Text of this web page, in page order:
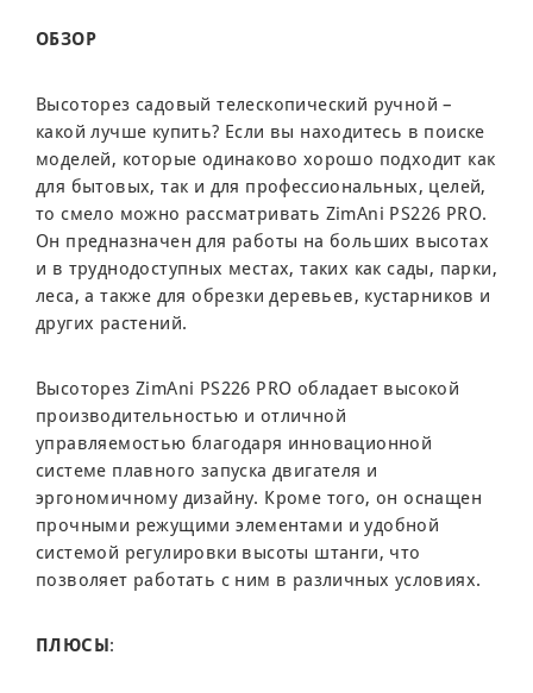
ОБЗОР
Высоторез садовый телескопический ручной –
какой лучше купить? Если вы находитесь в поиске
моделей, которые одинаково хорошо подходит как
для бытовых, так и для профессиональных, целей,
то смело можно рассматривать ZimAni PS226 PRO.
Он предназначен для работы на больших высотах
и в труднодоступных местах, таких как сады, парки,
леса, а также для обрезки деревьев, кустарников и
других растений.
Высоторез ZimAni PS226 PRO обладает высокой
производительностью и отличной
управляемостью благодаря инновационной
системе плавного запуска двигателя и
эргономичному дизайну. Кроме того, он оснащен
прочными режущими элементами и удобной
системой регулировки высоты штанги, что
позволяет работать с ним в различных условиях.
ПЛЮСЫ: